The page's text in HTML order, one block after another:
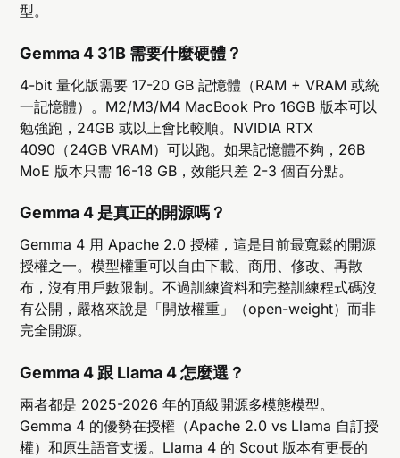
型。
Gemma 4 31B 需要什麼硬體？
4-bit 量化版需要 17-20 GB 記憶體（RAM + VRAM 或統
一記憶體）。M2/M3/M4 MacBook Pro 16GB 版本可以
勉強跑，24GB 或以上會比較順。NVIDIA RTX
4090（24GB VRAM）可以跑。如果記憶體不夠，26B
MoE 版本只需 16-18 GB，效能只差 2-3 個百分點。
Gemma 4 是真正的開源嗎？
Gemma 4 用 Apache 2.0 授權，這是目前最寬鬆的開源
授權之一。模型權重可以自由下載、商用、修改、再散
布，沒有用戶數限制。不過訓練資料和完整訓練程式碼沒
有公開，嚴格來說是「開放權重」（open-weight）而非
完全開源。
Gemma 4 跟 Llama 4 怎麼選？
兩者都是 2025-2026 年的頂級開源多模態模型。
Gemma 4 的優勢在授權（Apache 2.0 vs Llama 自訂授
權）和原生語音支援。Llama 4 的 Scout 版本有更長的